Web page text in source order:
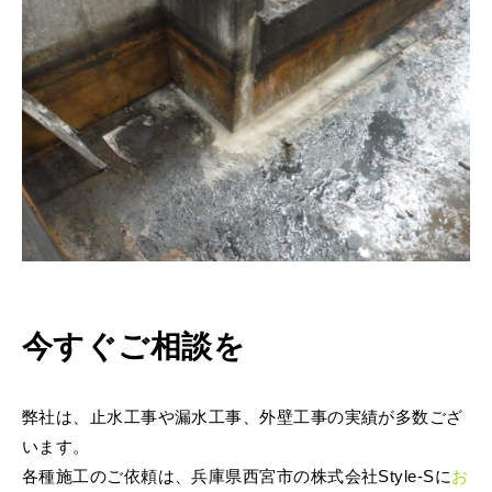
今すぐご相談を
弊社は、止水工事や漏水工事、外壁工事の実績が多数ござ
います。
各種施工のご依頼は、兵庫県西宮市の株式会社Style-Sにお